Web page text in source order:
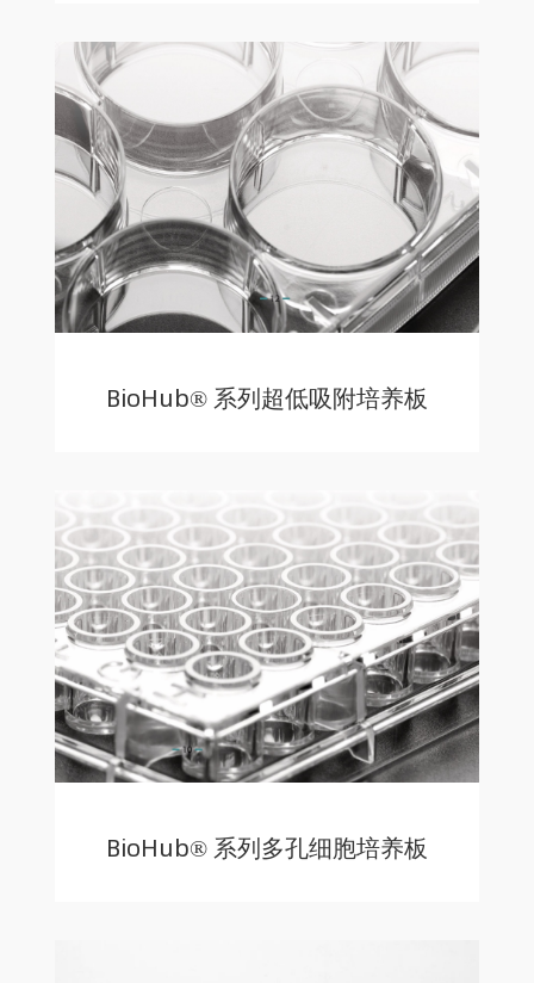
BioHub® 系列超低吸附培养板
BioHub® 系列多孔细胞培养板